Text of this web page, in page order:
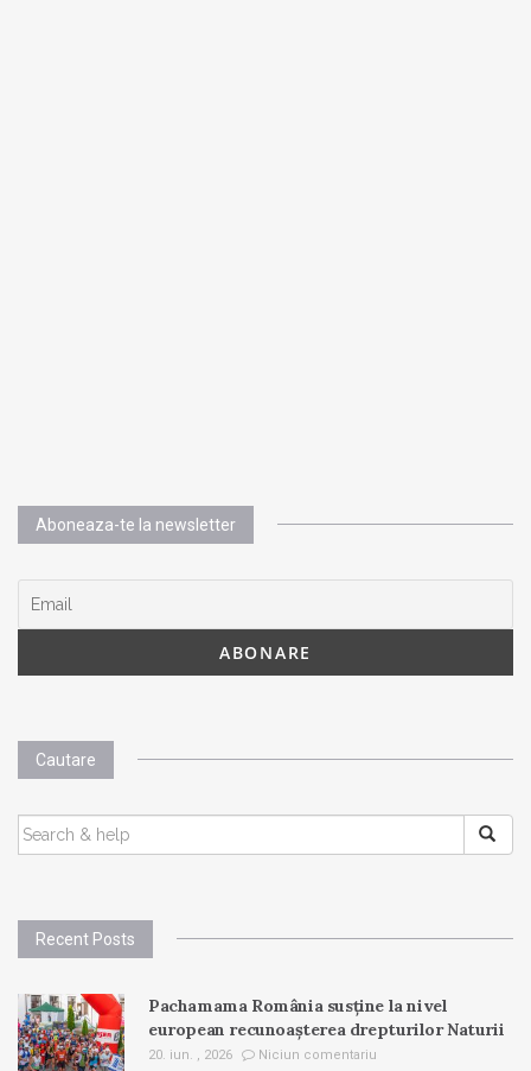
Aboneaza-te la newsletter
Cautare
SEARCH
FOR:
Recent Posts
Pachamama România susține la nivel
european recunoașterea drepturilor Naturii
20. iun. , 2026 Niciun comentariu